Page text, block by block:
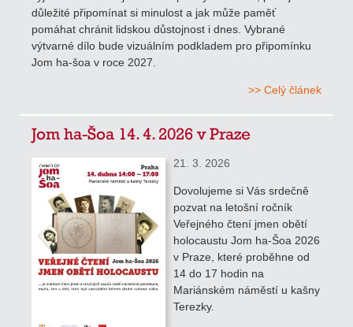
důležité připomínat si minulost a jak může paměť
pomáhat chránit lidskou důstojnost i dnes. Vybrané
výtvarné dílo bude vizuálním podkladem pro připomínku
Jom ha-šoa v roce 2027.
>> Celý článek
Jom ha-Šoa 14. 4. 2026 v Praze
21. 3. 2026
Dovolujeme si Vás srdečně
pozvat na letošní ročník
Veřejného čtení jmen obětí
holocaustu Jom ha-Šoa 2026
v Praze, které proběhne od
14 do 17 hodin na
Mariánském náměstí u kašny
Terezky.